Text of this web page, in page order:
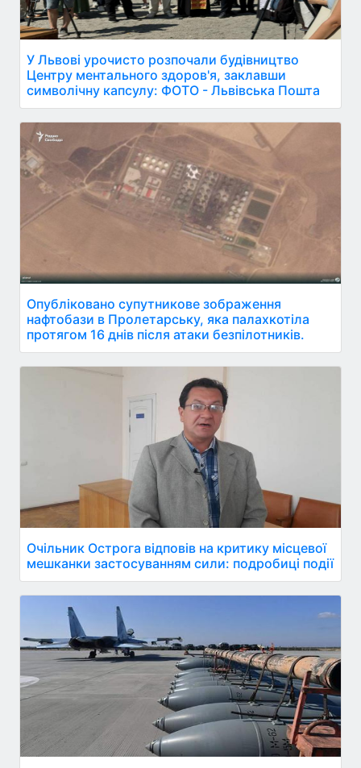
У Львові урочисто розпочали будівництво
Центру ментального здоров'я, заклавши
символічну капсулу: ФОТО - Львівська Пошта
Опубліковано супутникове зображення
нафтобази в Пролетарську, яка палахкотіла
протягом 16 днів після атаки безпілотників.
Очільник Острога відповів на критику місцевої
мешканки застосуванням сили: подробиці події